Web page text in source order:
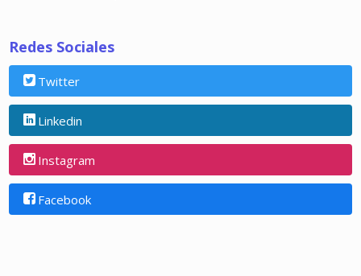
Redes Sociales
Twitter
Linkedin
Instagram
Facebook